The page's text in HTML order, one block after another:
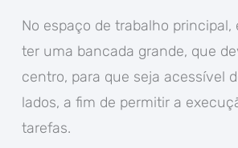
No espaço de trabalho principal,
ter uma bancada grande, que
centro, para que seja acessível
lados, a fim de permitir a
tarefas.